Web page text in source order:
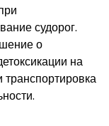
судорог.
о
на